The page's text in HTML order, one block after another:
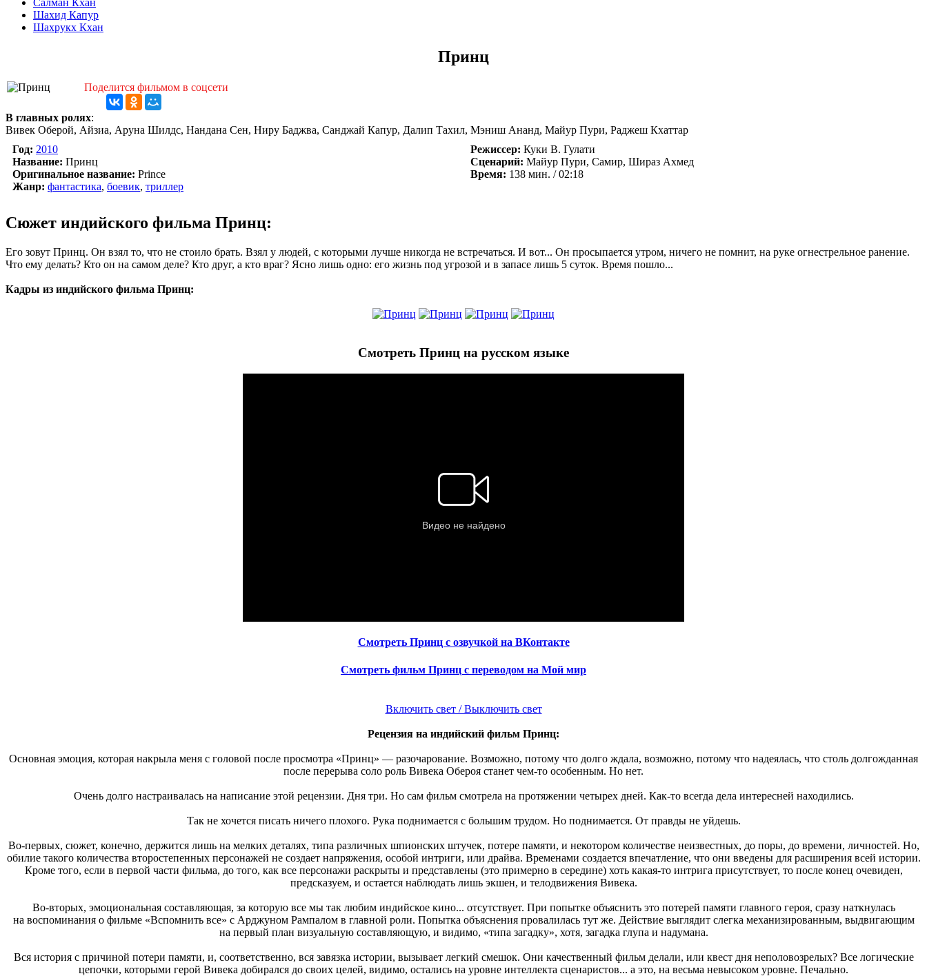
Салман Кхан
Шахид Капур
Шахрукх Кхан
Принц
Поделится фильмом в соцсети
В главных ролях:
Вивек Оберой, Айзиа, Аруна Шилдс, Нандана Сен, Ниру Баджва, Санджай Капур, Далип Тахил, Мэниш Ананд, Майур Пури, Раджеш Кхаттар
Год: 2010
Название: Принц
Оригинальное название: Prince
Жанр: фантастика, боевик, триллер
Режиссер: Куки В. Гулати
Сценарий: Майур Пури, Самир, Шираз Ахмед
Время: 138 мин. / 02:18
Сюжет индийского фильма Принц:
Его зовут Принц. Он взял то, что не стоило брать. Взял у людей, с которыми лучше никогда не встречаться. И вот... Он просыпается утром, ничего не помнит, на руке огнестрельное ранение.
Что ему делать? Кто он на самом деле? Кто друг, а кто враг? Ясно лишь одно: его жизнь под угрозой и в запасе лишь 5 суток. Время пошло...
Кадры из индийского фильма Принц:
Смотреть Принц на русском языке
Смотреть Принц с озвучкой на ВКонтакте
Смотреть фильм Принц с переводом на Мой мир
Включить свет / Выключить свет
Рецензия на индийский фильм Принц:
Основная эмоция, которая накрыла меня с головой после просмотра «Принц» — разочарование. Возможно, потому что долго ждала, возможно, потому что надеялась, что столь долгожданная
после перерыва соло роль Вивека Обероя станет чем-то особенным. Но нет.
Очень долго настраивалась на написание этой рецензии. Дня три. Но сам фильм смотрела на протяжении четырех дней. Как-то всегда дела интересней находились.
Так не хочется писать ничего плохого. Рука поднимается с большим трудом. Но поднимается. От правды не уйдешь.
Во-первых, сюжет, конечно, держится лишь на мелких деталях, типа различных шпионских штучек, потере памяти, и некотором количестве неизвестных, до поры, до времени, личностей. Но,
обилие такого количества второстепенных персонажей не создает напряжения, особой интриги, или драйва. Временами создается впечатление, что они введены для расширения всей истории.
Кроме того, если в первой части фильма, до того, как все персонажи раскрыты и представлены (это примерно в середине) хоть какая-то интрига присутствует, то после конец очевиден,
предсказуем, и остается наблюдать лишь экшен, и телодвижения Вивека.
Во-вторых, эмоциональная составляющая, за которую все мы так любим индийское кино... отсутствует. При попытке объяснить это потерей памяти главного героя, сразу наткнулась
на воспоминания о фильме «Вспомнить все» с Арджуном Рампалом в главной роли. Попытка объяснения провалилась тут же. Действие выглядит слегка механизированным, выдвигающим
на первый план визуальную составляющую, и видимо, «типа загадку», хотя, загадка глупа и надумана.
Вся история с причиной потери памяти, и, соответственно, вся завязка истории, вызывает легкий смешок. Они качественный фильм делали, или квест дня неполовозрелых? Все логические
цепочки, которыми герой Вивека добирался до своих целей, видимо, остались на уровне интеллекта сценаристов... а это, на весьма невысоком уровне. Печально.